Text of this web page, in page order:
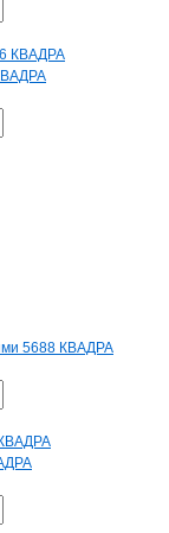
5688 КВАДРА